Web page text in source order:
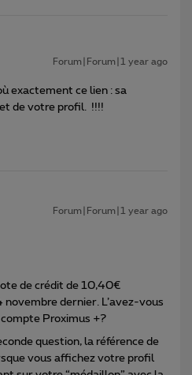
Forum|Forum|1 year ago
exactement ce lien : sa
de votre profil. !!!!
Forum|Forum|1 year ago
de crédit de 10,40€
dernier. L’avez-vous
Proximus +?
question, la référence de
vous affichez votre profil